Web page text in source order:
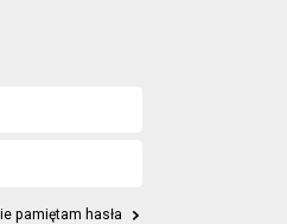
pamiętam hasła